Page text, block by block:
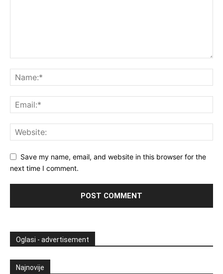
Save my name, email, and website in this browser for the
next time I comment.
Oglasi - advertisement
Najnovije